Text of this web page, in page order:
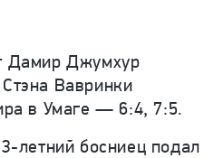
Дамир Джумхур
Вавринки
в Умаге — 6:4, 7:5.
летний босниец подал